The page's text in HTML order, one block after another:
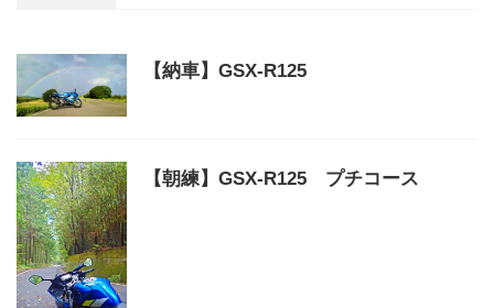
【納車】GSX-R125
【朝練】GSX-R125 プチコース